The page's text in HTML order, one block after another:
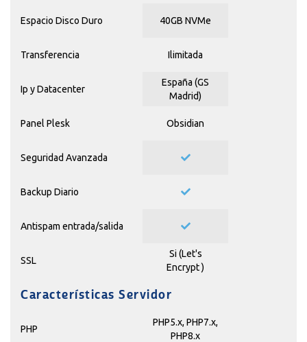
Espacio Disco Duro 40GB NVMe
Transferencia Ilimitada
Ip y Datacenter
España (GS
Madrid)
Panel Plesk Obsidian
Seguridad Avanzada
Backup Diario
Antispam entrada/salida
SSL
Si (Let's
Encrypt)
Características Servidor
PHP
PHP5.x, PHP7.x,
PHP8.x